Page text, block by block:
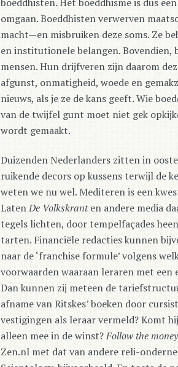
omgaan. Boeddhisten verwerven
macht—en misbruiken deze soms. Ze
en institutionele belangen. Bovendien,
mensen. Hun drijfveren zijn daarom
afgunst, onmatigheid, woede en
nieuws, als je ze de kans geeft. Wie
van de twijfel gunt moet niet gek
wordt gemaakt.
Duizenden Nederlanders zitten in
ruikende decors op kussens terwijl de
weten we nu wel. Mediteren is een
LatenDe Volkskranten andere media
tegels lichten, door tempelfaçades
tarten. Financiële redacties kunnen
naar de ‘franchise formule’ volgens
voorwaarden waaraan leraren met
Dan kunnen zij meteen de
afname van Ritskes’ boeken door
vestigingen als leraar vermeld? Komt
alleen mee in de winst?Follow the money
Zen.nl met dat van andere reli-